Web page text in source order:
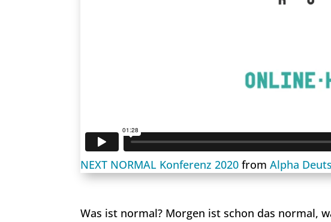
NEXT NORMAL Konferenz 2020 fromAlpha
Was ist normal? Morgen ist schon das normal,